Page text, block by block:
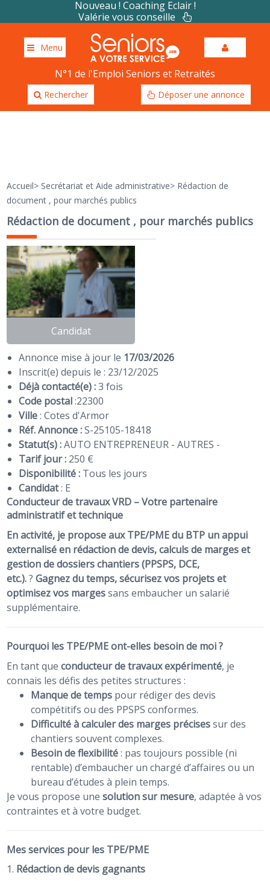
Nouveau ! Coaching Eclair !
Valérie vous conseille
Menu
N°1 de l'Emploi Seniors et Retraités
Rechercher Déposer une annonce
Accueil> Secrétariat et Aide administrative> Rédaction de
document , pour marchés publics
Rédaction de document , pour marchés publics
Candidat
Annonce mise à jour le 17/03/2026
Inscrit(e) depuis le : 23/12/2025
Déjà contacté(e) :3 fois
Code postal:22300
Ville: Cotes d'Armor
Réf. Annonce :S-25105-18418
Statut(s) :AUTO ENTREPRENEUR - AUTRES -
Tarif jour : 250 €
Disponibilité : Tous les jours
Candidat: E
Conducteur de travaux VRD – Votre partenaire
administratif et technique
En activité, je propose aux TPE/PME du BTP un appui
externalisé en rédaction de devis, calculs de marges et
gestion de dossiers chantiers (PPSPS, DCE,
etc.).?Gagnez du temps, sécurisez vos projets et
optimisez vos margessans embaucher un salarié
supplémentaire.
Pourquoi les TPE/PME ont-elles besoin de moi ?
En tant queconducteur de travaux expérimenté, je
connais les défis des petites structures :
Manque de temps pour rédiger des devis
compétitifs ou des PPSPS conformes.
Difficulté à calculer des marges précisessur des
chantiers souvent complexes.
Besoin de flexibilité: pas toujours possible (ni
rentable) d’embaucher un chargé d’affaires ou un
bureau d’études à plein temps.
Je vous propose unesolution sur mesure, adaptée à vos
contraintes et à votre budget.
Mes services pour les TPE/PME
1. Rédaction de devis gagnants